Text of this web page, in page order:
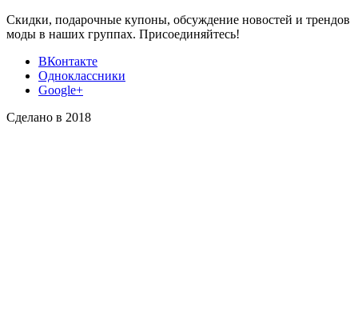
Скидки, подарочные купоны, обсуждение новостей и трендов
моды в наших группах. Присоединяйтесь!
ВКонтакте
Одноклассники
Google+
Сделано в 2018